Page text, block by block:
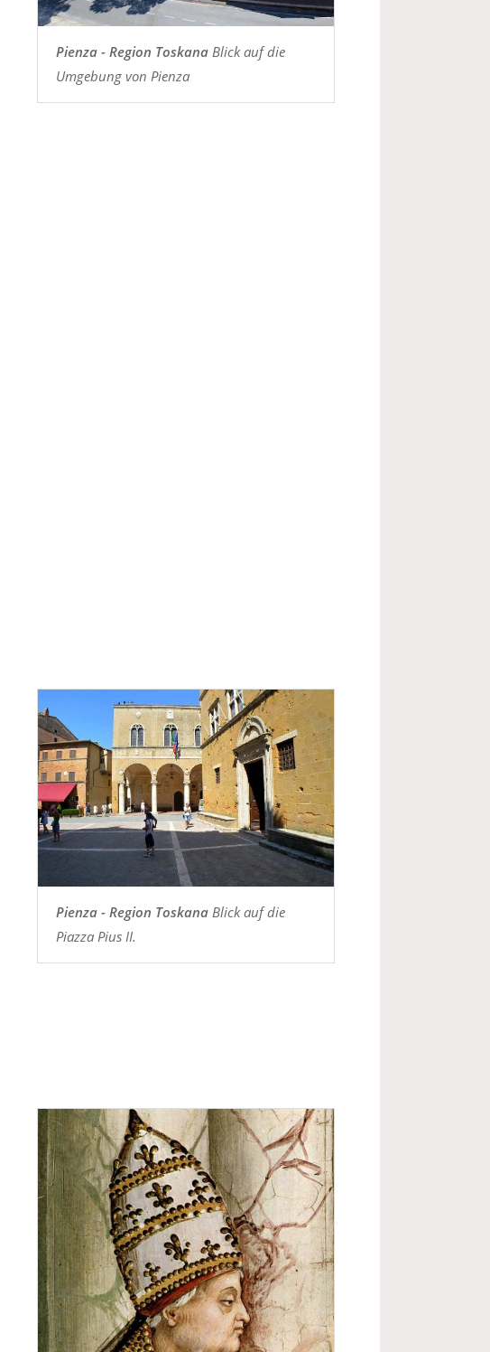
Pienza - Region Toskana Blick auf die
Umgebung von Pienza
Pienza - Region Toskana Blick auf die
Piazza Pius II.